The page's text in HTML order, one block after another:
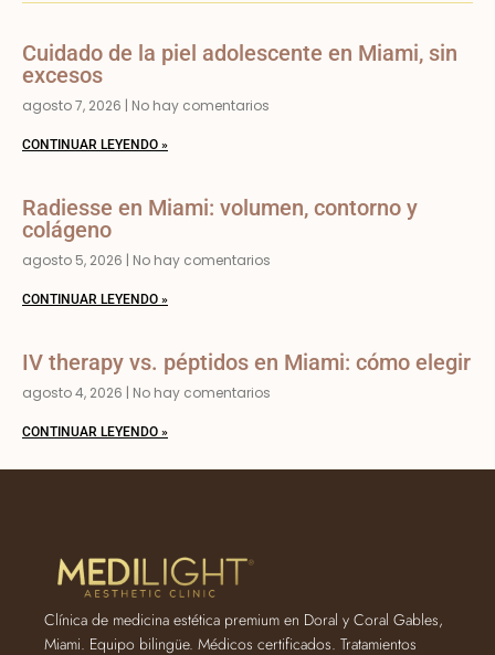
Cuidado de la piel adolescente en Miami, sin
excesos
agosto 7, 2026 No hay comentarios
CONTINUAR LEYENDO »
Radiesse en Miami: volumen, contorno y
colágeno
agosto 5, 2026 No hay comentarios
CONTINUAR LEYENDO »
IV therapy vs. péptidos en Miami: cómo elegir
agosto 4, 2026 No hay comentarios
CONTINUAR LEYENDO »
Clínica de medicina estética premium en Doral y Coral Gables,
Miami. Equipo bilingüe. Médicos certificados. Tratamientos